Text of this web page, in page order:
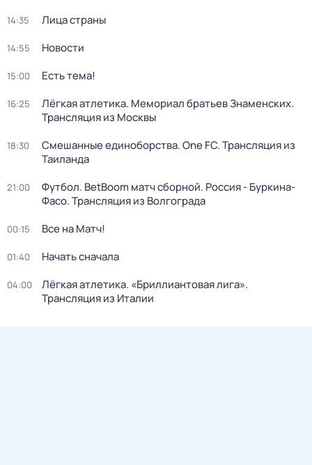
14:35 Лица страны
14:55 Новости
15:00 Есть тема!
16:25
Лёгкая атлетика. Мемориал братьев Знаменских.
Трансляция из Москвы
18:30
Смешанные единоборства. One FC. Трансляция из
Таиланда
21:00
Футбол. BetBoom матч сборной. Россия - Буркина-
Фасо. Трансляция из Волгограда
00:15 Все на Матч!
01:40 Начать сначала
04:00
Лёгкая атлетика. «Бриллиантовая лига».
Трансляция из Италии